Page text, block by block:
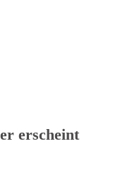
erscheint